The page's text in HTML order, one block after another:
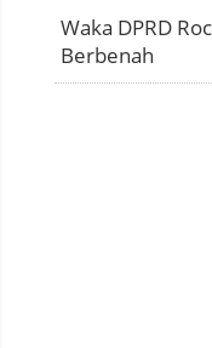
Waka DPRD
Berbenah